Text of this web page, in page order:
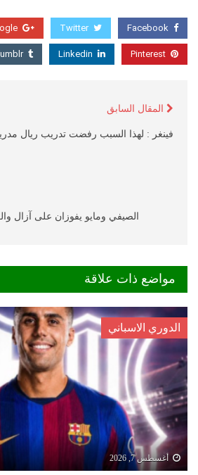
Facebook
Twitter
Pinterest
Linkedin
المقال السابق
فينغر : لهذا السبب رفضت تدريب ريال
الصيفي ومايو يفوزان على آزال
مواضع ذات علاقة
الدوري الاسباني
أغسطس 7, 2026